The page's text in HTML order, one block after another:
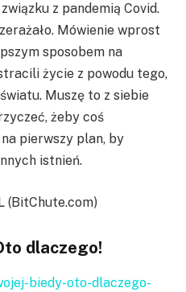
z pandemią Covid.
Mówienie wprost
sposobem na
życie z powodu tego,
Muszę to z siebie
żeby coś
pierwszy plan, by
istnień.
(BitChute.com)
dlaczego!
biedy-oto-dlaczego-